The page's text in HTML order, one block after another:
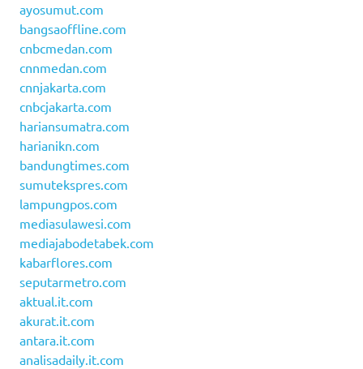
ayosumut.com
bangsaoffline.com
cnbcmedan.com
cnnmedan.com
cnnjakarta.com
cnbcjakarta.com
hariansumatra.com
harianikn.com
bandungtimes.com
sumutekspres.com
lampungpos.com
mediasulawesi.com
mediajabodetabek.com
kabarflores.com
seputarmetro.com
aktual.it.com
akurat.it.com
antara.it.com
analisadaily.it.com